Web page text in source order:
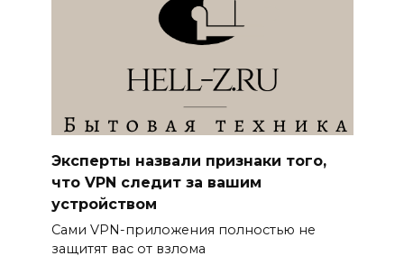
Эксперты назвали признаки того,
что VPN следит за вашим
устройством
Сами VPN-приложения полностью не
защитят вас от взлома